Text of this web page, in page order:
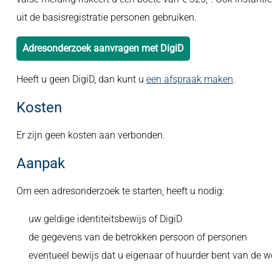
uit de basisregistratie personen gebruiken.
Adresonderzoek aanvragen met DigiD
Heeft u geen DigiD, dan kunt u een afspraak maken.
Kosten
Er zijn geen kosten aan verbonden.
Aanpak
Om een adresonderzoek te starten, heeft u nodig:
uw geldige identiteitsbewijs of DigiD
de gegevens van de betrokken persoon of personen
eventueel bewijs dat u eigenaar of huurder bent van de